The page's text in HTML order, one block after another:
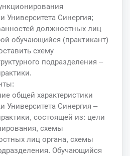
Университета Синергия;
должностных лиц
обучающийся (практикант)
схему
подразделения –
общей характеристики
Университета Синергия –
состоящей из: цели
схемы
лиц органа, схемы
Обучающийся